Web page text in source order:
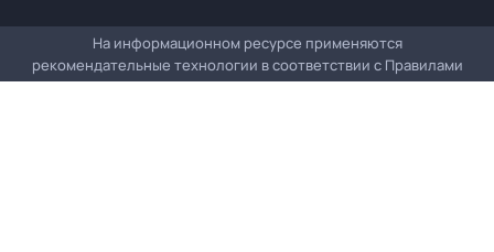
На информационном ресурсе применяются
рекомендательные технологии в соответствии с Правилами